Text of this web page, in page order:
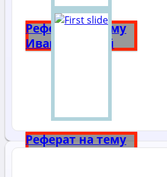
Реферат на тему
Иван Грозный
Реферат на тему